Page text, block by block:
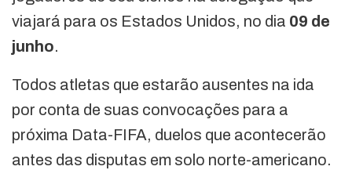
viajará para os Estados Unidos, no dia 09 de
junho.
Todos atletas que estarão ausentes na ida
por conta de suas convocações para a
próxima Data-FIFA, duelos que acontecerão
antes das disputas em solo norte-americano.